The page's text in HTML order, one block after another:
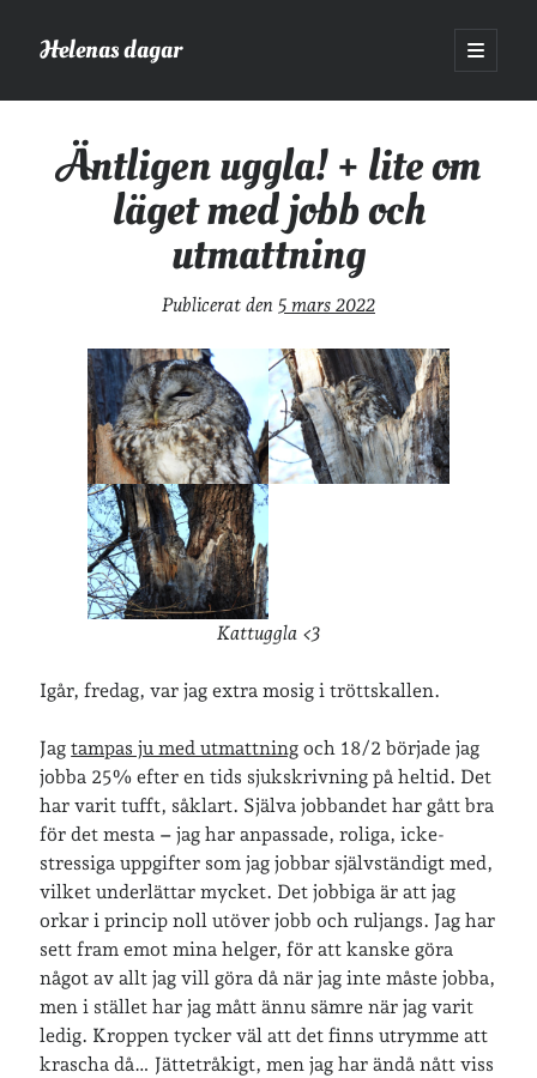
Helenas dagar
öppna
primär
Sidopanel
Jag heter Helena och är mamma till Ava och Sander, fru till Jonas
och frontendutvecklare på Tieto. Jag tycker om läsande, skrivande,
geocaching, löpning och att dricka te.
Om lösenordsskyddade inlägg
Senaste inläggen
Från Hälleforsnäs till Katrineholm på Sörmlandsleden
Två veckor på Öland
Jonas 47 år!
Senaste kommentarer
Karin om
Vålådalsfyrkanten 2024
Mariaom
Vår bröllopsdikt
Fredrik D
omLäste i Språktidningen om SÖ-stilen…
Andrew
omSöder runt 2023
Mandalorian, vandring och sommarväder – Helenas dagar
Vandring mellan Ösmo och Segersäng i sommarväder
Äntligen uggla! + lite om
läget med jobb och
utmattning
Publicerat den 5 mars 2022
Kattuggla <3
Igår, fredag, var jag extra mosig i tröttskallen.
Jagtampas ju med utmattning och 18/2 började jag
jobba 25% efter en tids sjukskrivning på heltid. Det
har varit tufft, såklart. Själva jobbandet har gått bra
för det mesta – jag har anpassade, roliga, icke-
stressiga uppgifter som jag jobbar självständigt med,
vilket underlättar mycket. Det jobbiga är att jag
orkar i princip noll utöver jobb och ruljangs. Jag har
sett fram emot mina helger, för att kanske göra
något av allt jag vill göra då när jag inte måste jobba,
men i stället har jag mått ännu sämre när jag varit
ledig. Kroppen tycker väl att det finns utrymme att
krascha då… Jättetråkigt, men jag har ändå nått viss